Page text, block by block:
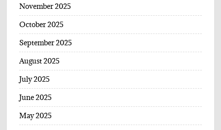
November 2025
October 2025
September 2025
August 2025
July 2025
June 2025
May 2025